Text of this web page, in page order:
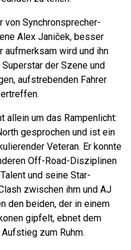
Synchronsprecher-
Alex Janiček, besser
aufmerksam wird und ihn
der Szene und
aufstrebenden Fahrer
allein um das Rampenlicht:
gesprochen und ist ein
Veteran. Er konnte
Off-Road-Disziplinen
und seine Star-
zwischen ihm und AJ
den beiden, der in einem
gipfelt, ebnet dem
zum Ruhm.